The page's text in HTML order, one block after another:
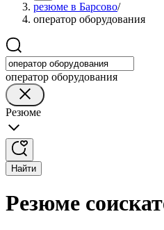
резюме в Барсово/
оператор оборудования
оператор оборудования
Резюме
Найти
Резюме